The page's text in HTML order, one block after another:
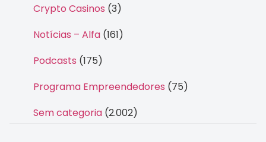
Crypto Casinos (3)
Notícias – Alfa (161)
Podcasts (175)
Programa Empreendedores (75)
Sem categoria (2.002)